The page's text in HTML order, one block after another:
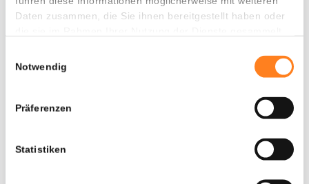
Daten zusammen, die Sie ihnen bereitgestellt haben oder
Notwendig
Präferenzen
Statistiken
$
Gesamtwert
---